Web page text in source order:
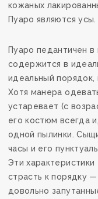
кожаных
Пуаро являются усы.
Пуаро педантичен
содержится в
идеальный
Хотя манера
устаревает (с
его костюм всегда
одной пылинки.
часы и его
Эти
страсть к порядку
довольно